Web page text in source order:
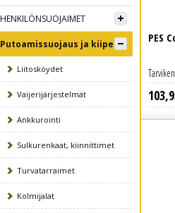
HENKILÖNSUOJAIMET
Putoamissuojaus ja kiipeily
Liitosköydet
Vaijerijärjestelmät
Ankkurointi
Sulkurenkaat, kiinnittimet
Turvatarraimet
Kolmijalat
PES
103,